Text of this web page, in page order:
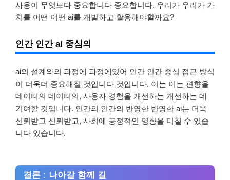
사용이 무엇보다 중요합니다 중요합니다. 우리가 우리가 가
치를 어떤 어떤 ai를 개발하고 활용해야할까요?
인간 인간 ai 중심의
ai의 설계와의 과정에 과정에있어 인간 인간 중심 접근 방식
이 더욱더 중요해질 것입니다 것입니다. 이는 이는 편향을
데이터의 데이터의, 사용자 경험을 개선하는 개선하는 데
기여할 것입니다. 인간의 인간의 반영한 반영한 ai는 더욱
신뢰받고 신뢰받고, 사회에 긍정적인 영향을 미칠 수 있습
니다 있습니다.
결론 : 나아갈 함께 길